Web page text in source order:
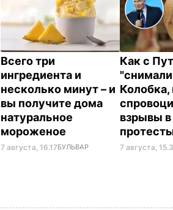
Всего три
ингредиента и
несколько минут – и
вы получите дома
натуральное
мороженое
7 августа, 16.17БУЛЬВАР
Как с
взрывы
7 августа,